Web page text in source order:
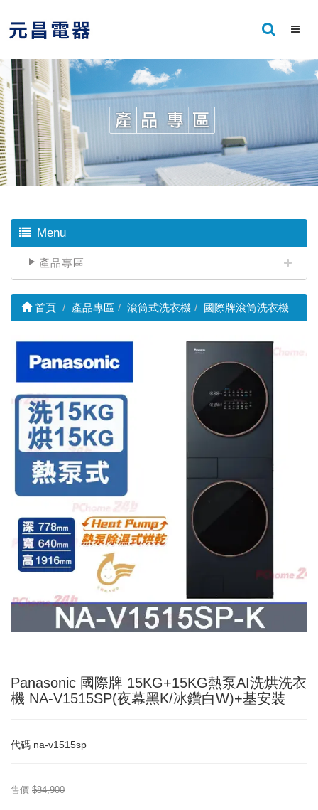
Menu
產品專區
首頁 產品專區 滾筒式洗衣機 國際牌滾筒洗衣機
Panasonic 國際牌 15KG+15KG熱泵AI洗烘洗衣
機 NA-V1515SP(夜幕黑K/冰鑽白W)+基安裝
代碼 na-v1515sp
售價 $84,900